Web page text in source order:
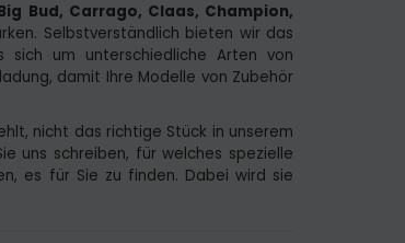
Bud, Carrago, Claas, Champion,
Selbstverständlich bieten wir das
um unterschiedliche Arten von
damit Ihre Modelle von Zubehör
nicht das richtige Stück in unserem
uns schreiben, für welches spezielle
es für Sie zu finden. Dabei wird sie